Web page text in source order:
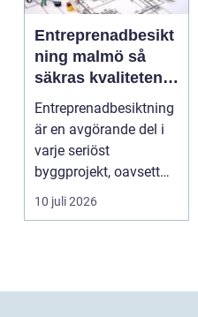
Entreprenadbesikt
ning malmö så
säkras kvaliteten i
byggprojekt
Entreprenadbesiktning
är en avgörande del i
varje seriöst
byggprojekt, oavsett
om det handlar om en
10 juli 2026